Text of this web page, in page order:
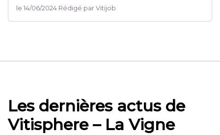
le 14/06/2024 Rédigé par Vitijob
Les dernières actus de
Vitisphere – La Vigne